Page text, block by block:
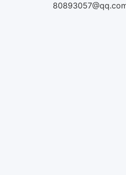
80893057@qq.com